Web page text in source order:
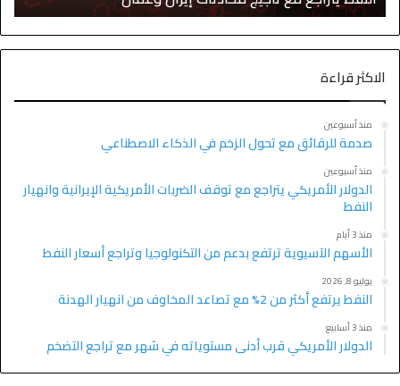
الاكثر قراءة
منذ أسبوعين
صدمة للرقائق مع تحول الزخم في الذكاء الاصطناعي
منذ أسبوعين
الدولار الأمريكي يتراجع مع توقف الضربات الأمريكية الإيرانية وانهيار
النفط
منذ 3 أيام
الأسهم الآسيوية ترتفع بدعم من التكنولوجيا وتراجع أسعار النفط
يوليو 8, 2026
النفط يرتفع أكثر من 2% مع تصاعد المخاوف من انهيار الهدنة
منذ 3 أسابيع
الدولار الأمريكي قرب أدنى مستوياته في شهر مع تراجع التضخم